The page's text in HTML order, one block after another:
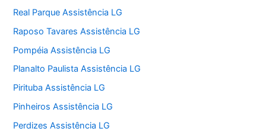
Real Parque Assistência LG
Raposo Tavares Assistência LG
Pompéia Assistência LG
Planalto Paulista Assistência LG
Pirituba Assistência LG
Pinheiros Assistência LG
Perdizes Assistência LG